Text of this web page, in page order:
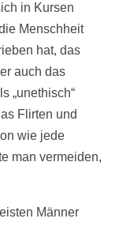
in Kursen
Menschheit
hat, das
auch das
„unethisch“
Flirten und
wie jede
man vermeiden,
Männer